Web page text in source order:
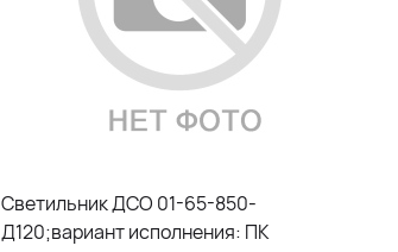
Светильник ДСО 01-65-850-
Д120;вариант исполнения: ПК